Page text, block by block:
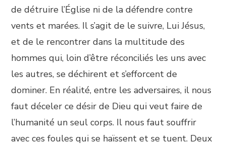
de détruire l’Église ni de la défendre contre
vents et marées. Il s’agit de le suivre, Lui Jésus,
et de le rencontrer dans la multitude des
hommes qui, loin d’être réconciliés les uns avec
les autres, se déchirent et s’efforcent de
dominer. En réalité, entre les adversaires, il nous
faut déceler ce désir de Dieu qui veut faire de
l’humanité un seul corps. Il nous faut souffrir
avec ces foules qui se haïssent et se tuent. Deux